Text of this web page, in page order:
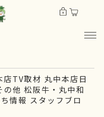
店TV取材 丸中本店日
の他 松阪牛・丸中和
情報 スタッフブロ